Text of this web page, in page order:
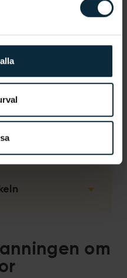
av fluoros. Därmed
kan innehålla
av oss?
om